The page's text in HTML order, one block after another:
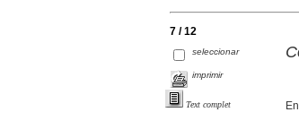
7 / 12
seleccionar
imprimir
Text complet